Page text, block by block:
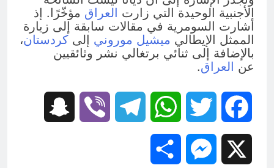
الأجنبية الوحيدة التي زارت العراق مؤخّرًا. إذ
أشارت السومرية في مقالات سابقة إلى زيارة
الممثل الإيطالي ميشيل موروني إلى كردستان،
بالإضافة إلى ثنائي برتغالي نشر وثائقيين
عن العراق.
Facebook
Twitter
WhatsApp
Telegram
Viber
Messenger